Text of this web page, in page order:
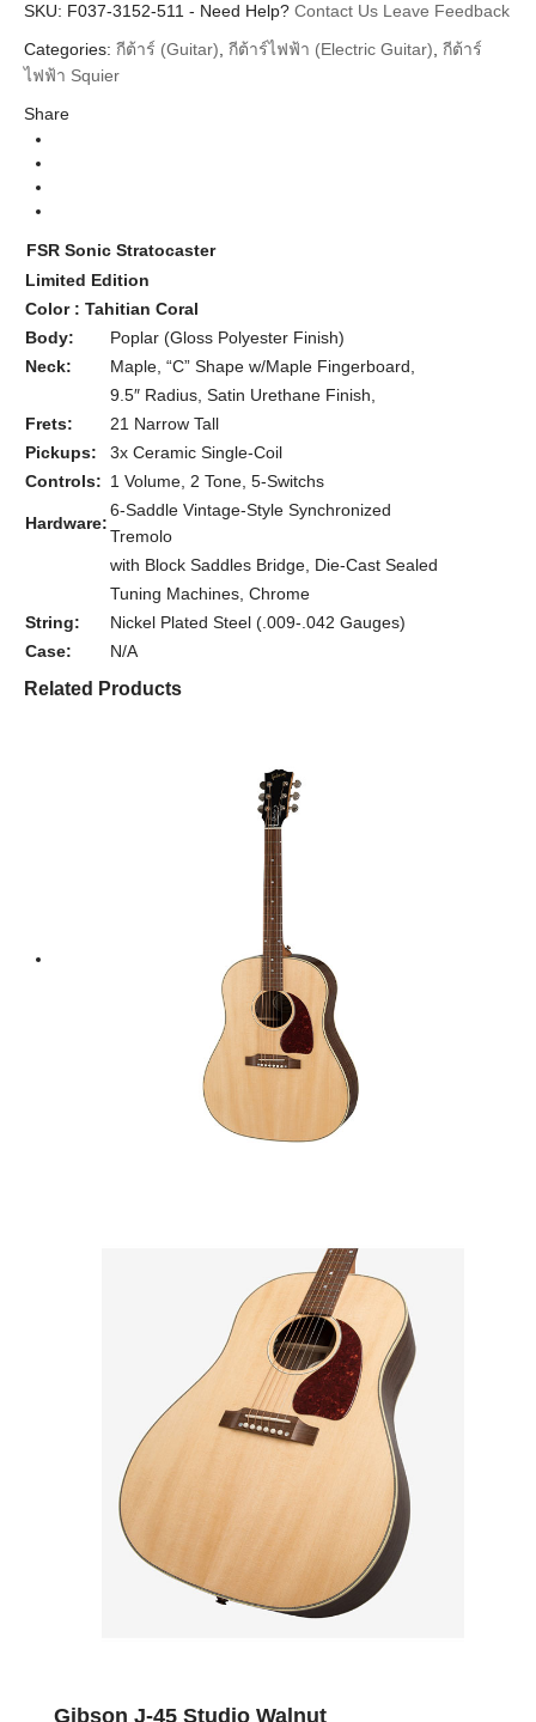
Additional information
Brands Squier
SKU: F037-3152-511 - Need Help? Contact Us Leave Feedback
Categories: กีต้าร์ (Guitar) กีต้าร์ไฟฟ้า (Electric Guitar) กีต้าร์
ไฟฟ้า Squier
Share
FSR Sonic Stratocaster
Limited Edition
Color : Tahitian Coral
Body:
Poplar (Gloss Polyester Finish)
Neck:
Maple, “C” Shape w/Maple Fingerboard,
9.5″ Radius, Satin Urethane Finish,
Frets:
21 Narrow Tall
Pickups:
3x Ceramic Single-Coil
Controls: 1 Volume, 2 Tone, 5-Switchs
Hardware:
6-Saddle Vintage-Style Synchronized
Tremolo
with Block Saddles Bridge, Die-Cast Sealed
Tuning Machines, Chrome
String:
Nickel Plated Steel (.009-.042 Gauges)
Case:
N/A
Related Products
Gibson J-45 Studio Walnut